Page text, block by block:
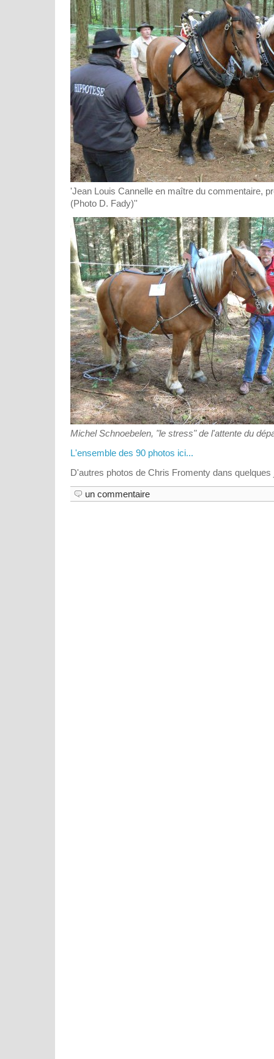
'Jean Louis Cannelle en maître du commentaire,
(Photo D. Fady)''
Michel Schnoebelen, "le stress" de l'attente du
L'ensemble des 90 photos ici...
D'autres photos de Chris Fromenty dans quelques
un commentaire